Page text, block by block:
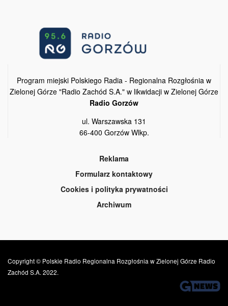
Program miejski Polskiego Radia - Regionalna Rozgłośnia w
Zielonej Górze "Radio Zachód S.A." w likwidacji w Zielonej Górze
Radio Gorzów
ul. Warszawska 131
66-400 Gorzów Wlkp.
Reklama
Formularz kontaktowy
Cookies i polityka prywatności
Archiwum
Copyright © Polskie Radio Regionalna Rozgłośnia w Zielonej Górze Radio
Zachód S.A. 2022.